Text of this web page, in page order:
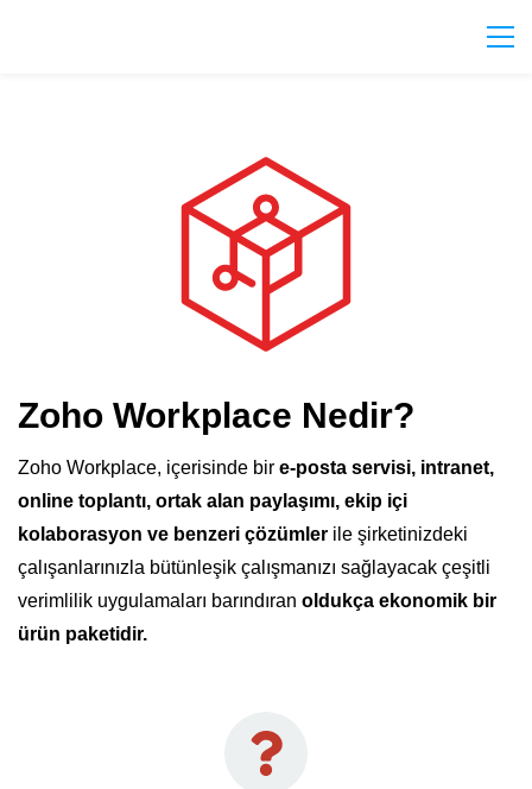
Zoho Workplace Nedir?
Zoho Workplace, içerisinde bir e-posta servisi, intranet,
online toplantı, ortak alan paylaşımı, ekip içi
kolaborasyon ve benzeri çözümler ile şirketinizdeki
çalışanlarınızla bütünleşik çalışmanızı sağlayacak çeşitli
verimlilik uygulamaları barındıran oldukça ekonomik bir
ürün paketidir.